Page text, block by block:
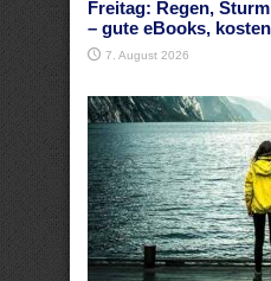
Freitag: Regen,
– gute eBooks,
7. August 2026